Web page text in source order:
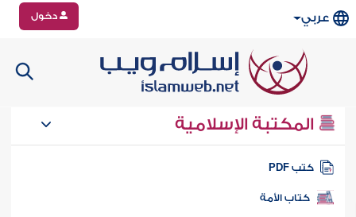
عربي دخول
المكتبة الإسلامية
كتب PDF